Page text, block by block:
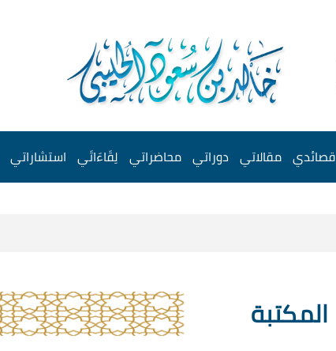
قصائدي مقالاتي دوراتي محاضراتي لِقَاءَاتَي استشاراتي
المكتبة